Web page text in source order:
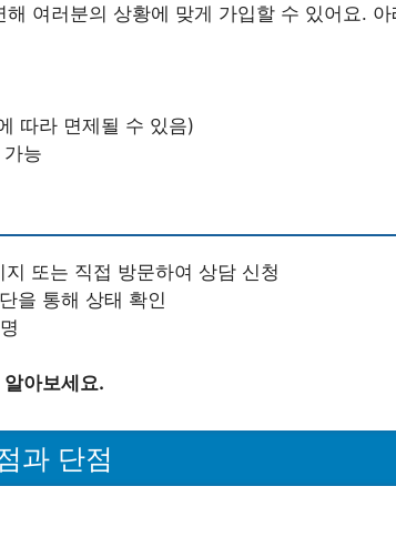
여러분의 상황에 맞게 가입할 수 있어요.
따라 면제될 수 있음)
능
또는 직접 방문하여 상담 신청
을 통해 상태 확인
아보세요.
과 단점